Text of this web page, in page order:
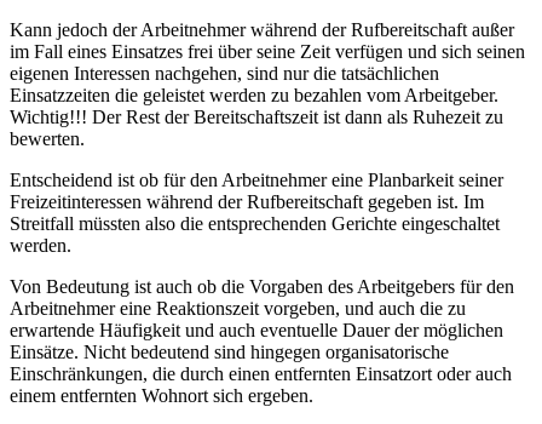
Kann jedoch der Arbeitnehmer während der Rufbereitschaft außer
im Fall eines Einsatzes frei über seine Zeit verfügen und sich seinen
eigenen Interessen nachgehen, sind nur die tatsächlichen
Einsatzzeiten die geleistet werden zu bezahlen vom Arbeitgeber.
Wichtig!!! Der Rest der Bereitschaftszeit ist dann als Ruhezeit zu
bewerten.
Entscheidend ist ob für den Arbeitnehmer eine Planbarkeit seiner
Freizeitinteressen während der Rufbereitschaft gegeben ist. Im
Streitfall müssten also die entsprechenden Gerichte eingeschaltet
werden.
Von Bedeutung ist auch ob die Vorgaben des Arbeitgebers für den
Arbeitnehmer eine Reaktionszeit vorgeben, und auch die zu
erwartende Häufigkeit und auch eventuelle Dauer der möglichen
Einsätze. Nicht bedeutend sind hingegen organisatorische
Einschränkungen, die durch einen entfernten Einsatzort oder auch
einem entfernten Wohnort sich ergeben.